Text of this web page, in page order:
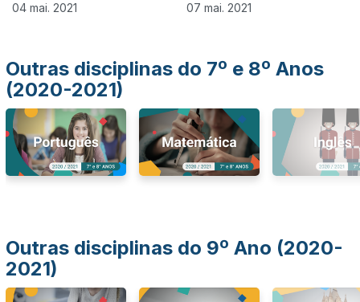
04 mai. 2021
07 mai. 2021
Outras disciplinas do 7º e 8º Anos
(2020-2021)
Outras disciplinas do 9º Ano (2020-
2021)